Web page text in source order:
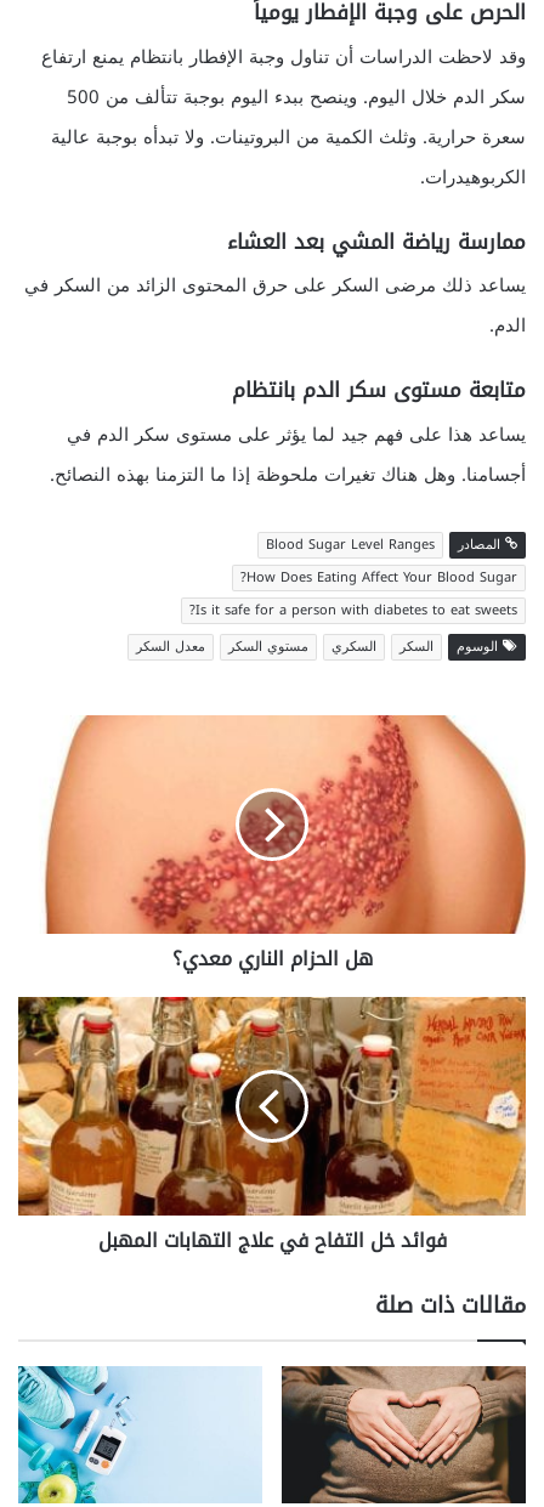
الحرص على وجبة الإفطار يومياً
وقد لاحظت الدراسات أن تناول وجبة الإفطار بانتظام يمنع ارتفاع
سكر الدم خلال اليوم. وينصح ببدء اليوم بوجبة تتألف من 500
سعرة حرارية. وثلث الكمية من البروتينات. ولا تبدأه بوجبة عالية
الكربوهيدرات.
ممارسة رياضة المشي بعد العشاء
يساعد ذلك مرضى السكر على حرق المحتوى الزائد من السكر في
الدم.
متابعة مستوى سكر الدم بانتظام
يساعد هذا على فهم جيد لما يؤثر على مستوى سكر الدم في
أجسامنا. وهل هناك تغيرات ملحوظة إذا ما التزمنا بهذه النصائح.
المصادر
Blood Sugar Level Ranges
How Does Eating Affect Your Blood Sugar?
Is it safe for a person with diabetes to eat sweets?
الوسوم
السكر السكري مستوي السكر معدل السكر
الحزام
الناري
معدي؟
هل الحزام الناري معدي؟
فوائد
خل
التفاح
في
علاج
التهابات
المهبل
فوائد خل التفاح في علاج التهابات المهبل
مقالات ذات صلة